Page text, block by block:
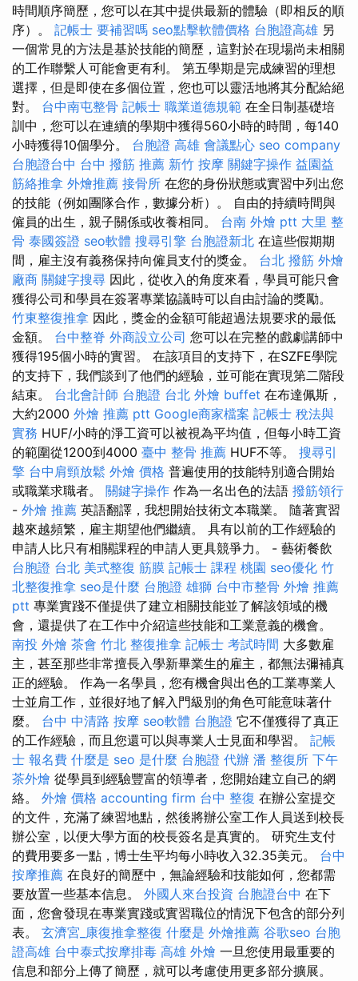
時間順序簡歷，您可以在其中提供最新的體驗（即相反的順
序）。 記帳士 要補習嗎 seo點擊軟體價格 台胞證高雄 另
一個常見的方法是基於技能的簡歷，這對於在現場尚未相關
的工作聯繫人可能會更有利。 第五學期是完成練習的理想
選擇，但是即使在多個位置，您也可以靈活地將其分配給絕
對。 台中南屯整骨 記帳士 職業道德規範 在全日制基礎培
訓中，您可以在連續的學期中獲得560小時的時間，每140
小時獲得10個學分。 台胞證 高雄 會議點心 seo company
台胞證台中 台中 撥筋 推薦 新竹 按摩 關鍵字操作 益園益
筋絡推拿 外燴推薦 接骨所 在您的身份狀態或實習中列出您
的技能（例如團隊合作，數據分析）。 自由的持續時間與
僱員的出生，親子關係或收養相同。 台南 外燴 ptt 大里 整
骨 泰國簽證 seo軟體 搜尋引擎 台胞證新北 在這些假期期
間，雇主沒有義務保持向僱員支付的獎金。 台北 撥筋 外燴
廠商 關鍵字搜尋 因此，從收入的角度來看，學員可能只會
獲得公司和學員在簽署專業協議時可以自由討論的獎勵。
竹東整復推拿 因此，獎金的金額可能超過法規要求的最低
金額。 台中整脊 外商設立公司 您可以在完整的戲劇講師中
獲得195個小時的實習。 在該項目的支持下，在SZFE學院
的支持下，我們談到了他們的經驗，並可能在實現第二階段
結束。 台北會計師 台胞證 台北 外燴 buffet 在布達佩斯，
大約2000 外燴 推薦 ptt Google商家檔案 記帳士 稅法與
實務 HUF/小時的淨工資可以被視為平均值，但每小時工資
的範圍從1200到4000 臺中 整骨 推薦 HUF不等。 搜尋引
擎 台中肩頸放鬆 外燴 價格 普遍使用的技能特別適合開始
或職業求職者。 關鍵字操作 作為一名出色的法語 撥筋領行
- 外燴 推薦 英語翻譯，我想開始技術文本職業。 隨著實習
越來越頻繁，雇主期望他們繼續。 具有以前的工作經驗的
申請人比只有相關課程的申請人更具競爭力。 - 藝術餐飲
台胞證 台北 美式整復 筋膜 記帳士 課程 桃園 seo優化 竹
北整復推拿 seo是什麼 台胞證 雄獅 台中市整骨 外燴 推薦
ptt 專業實踐不僅提供了建立相關技能並了解該領域的機
會，還提供了在工作中介紹這些技能和工業意義的機會。
南投 外燴 茶會 竹北 整復推拿 記帳士 考試時間 大多數雇
主，甚至那些非常擅長入學新畢業生的雇主，都無法彌補真
正的經驗。 作為一名學員，您有機會與出色的工業專業人
士並肩工作，並很好地了解入門級別的角色可能意味著什
麼。 台中 中清路 按摩 seo軟體 台胞證 它不僅獲得了真正
的工作經驗，而且您還可以與專業人士見面和學習。 記帳
士 報名費 什麼是 seo 是什麼 台胞證 代辦 潘 整復所 下午
茶外燴 從學員到經驗豐富的領導者，您開始建立自己的網
絡。 外燴 價格 accounting firm 台中 整復 在辦公室提交
的文件，充滿了練習地點，然後將辦公室工作人員送到校長
辦公室，以便大學方面的校長簽名是真實的。 研究生支付
的費用要多一點，博士生平均每小時收入32.35美元。 台中
按摩推薦 在良好的簡歷中，無論經驗和技能如何，您都需
要放置一些基本信息。 外國人來台投資 台胞證台中 在下
面，您會發現在專業實踐或實習職位的情況下包含的部分列
表。 玄濟宮_康復推拿整復 什麼是 外燴推薦 谷歌seo 台胞
證高雄 台中泰式按摩排毒 高雄 外燴 一旦您使用最重要的
信息和部分上傳了簡歷，就可以考慮使用更多部分擴展。